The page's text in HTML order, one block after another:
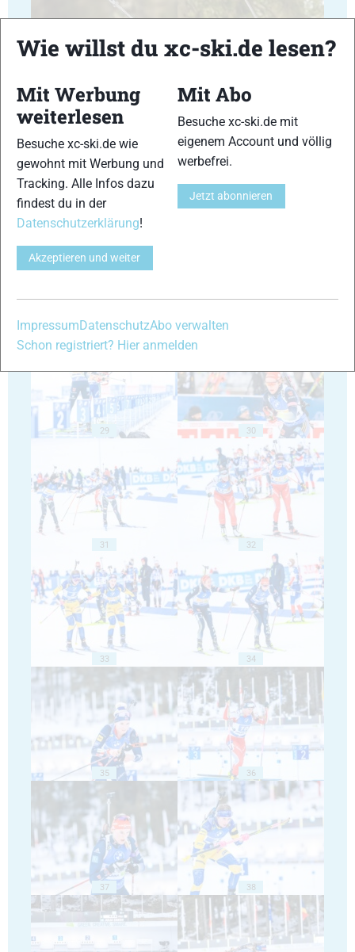
25 26
29 30
31 32
33 34
35 36
37 38
Wie willst du xc-ski.de lesen?
Mit Werbung
weiterlesen
Besuche xc-ski.de wie
gewohnt mit Werbung und
Tracking. Alle Infos dazu
findest du in der
Datenschutzerklärung!
Akzeptieren und weiter
Mit Abo
Besuche xc-ski.de mit
eigenem Account und völlig
werbefrei.
Jetzt abonnieren
ImpressumDatenschutzAbo verwalten
Schon registriert? Hier anmelden